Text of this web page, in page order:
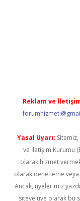
Reklam ve
Yasal Uyarı:
ve İletişim Kurumu
olarak hizmet
olarak denetleme
Ancak, üyelerimiz
siteye üye olarak bu